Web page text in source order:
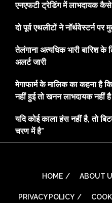
एनएफटी ट्रेडिंग में लाभदायक कैसे
दो पूर्व एथलीटों ने नॉर्थवेस्टर्न पर
तेलंगाना अत्यधिक भारी बारिश के
अलर्ट जारी
मेगाफार्म के मालिक का कहना है
नहीं हुई तो खनन लाभदायक नहीं है
यदि कोई काला हंस नहीं है, तो
चरण में है”
HOME ABOUT
PRIVACY POLICY